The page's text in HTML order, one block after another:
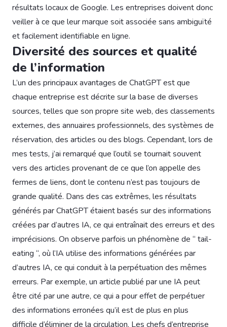
résultats locaux de Google. Les entreprises doivent donc
veiller à ce que leur marque soit associée sans ambiguïté
et facilement identifiable en ligne.
Diversité des sources et qualité
de l’information
L’un des principaux avantages de ChatGPT est que
chaque entreprise est décrite sur la base de diverses
sources, telles que son propre site web, des classements
externes, des annuaires professionnels, des systèmes de
réservation, des articles ou des blogs. Cependant, lors de
mes tests, j’ai remarqué que l’outil se tournait souvent
vers des articles provenant de ce que l’on appelle des
fermes de liens, dont le contenu n’est pas toujours de
grande qualité. Dans des cas extrêmes, les résultats
générés par ChatGPT étaient basés sur des informations
créées par d’autres IA, ce qui entraînait des erreurs et des
imprécisions. On observe parfois un phénomène de “ tail-
eating “, où l’IA utilise des informations générées par
d’autres IA, ce qui conduit à la perpétuation des mêmes
erreurs. Par exemple, un article publié par une IA peut
être cité par une autre, ce qui a pour effet de perpétuer
des informations erronées qu’il est de plus en plus
difficile d’éliminer de la circulation. Les chefs d’entreprise